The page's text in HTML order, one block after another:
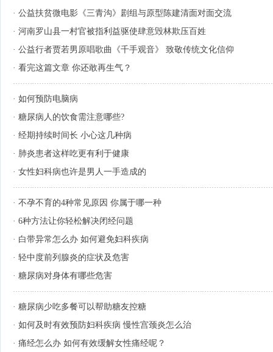
· 公益扶贫微电影《三青沟》剧组与原型陈建清面对面交流
· 河南罗山县一村官被指利益驱使肆意毁林欺压百姓
· 公益行者贾若男原唱歌曲《千手观音》 致敬传统文化信仰
· 看完这篇文章 你还敢再生气？
· 如何预防电脑病
· 糖尿病人的饮食需注意哪些?
· 经期持续时间长 小心这几种病
· 肺炎患者这样吃更有利于健康
· 女性妇科病也许是男人一手造成的
· 不孕不育的4种常见原因 你属于哪一种
· 6种方法让你轻松解决闭经问题
· 白带异常怎么办 如何避免妇科疾病
· 轻中度前列腺炎的症状及危害
· 糖尿病对身体有哪些危害
· 糖尿病少吃多餐可以帮助糖友控糖
· 如何及时有效预防妇科疾病 慢性宫颈炎怎么治
· 痛经怎么办 如何有效缓解女性痛经呢？